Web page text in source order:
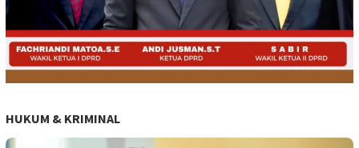
HUKUM & KRIMINAL